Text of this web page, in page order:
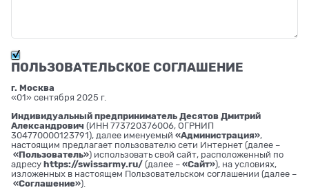
ПОЛЬЗОВАТЕЛЬСКОЕ СОГЛАШЕНИЕ
г. Москва
«01» сентября 2025 г.
Индивидуальный предприниматель Десятов Дмитрий
Александрович (ИНН 773720376006, ОГРНИП
304770000123791), далее именуемый «Администрация»,
настоящим предлагает пользователю сети Интернет (далее –
«Пользователь») использовать свой сайт, расположенный по
адресу https://swissarmy.ru/ (далее – «Сайт»), на условиях,
изложенных в настоящем Пользовательском соглашении (далее –
«Соглашение»).